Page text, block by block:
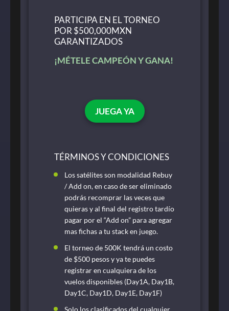
PARTICIPA EN EL TORNEO
POR $500,000MXN
GARANTIZADOS
¡MÉTELE CAMPEÓN Y GANA!
JUEGA YA
TÉRMINOS Y CONDICIONES
Los satélites son modalidad Rebuy
/ Add on, en caso de ser eliminado
podrás recomprar las veces que
quieras y al final del registro tardío
pagar por el “Add on” para agregar
mas fichas a tu stack en juego.
El torneo de 500K tendrá un costo
de $500 pesos y ya te puedes
registrar en cualquiera de los
vuelos disponibles (Day1A, Day1B,
Day1C, Day1D, Day1E, Day1F)
Solo los clasificados del cualquier